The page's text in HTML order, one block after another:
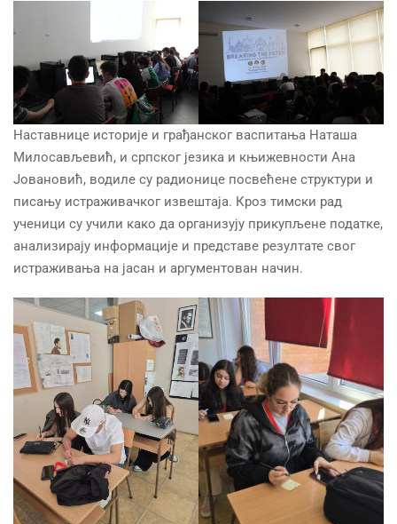
Наставнице историје и грађанског васпитања Наташа
Милосављевић, и српског језика и књижевности Ана
Јовановић, водиле су радионице посвећене структури и
писању истраживачког извештаја. Кроз тимски рад
ученици су учили како да организују прикупљене податке,
анализирају информације и представе резултате свог
истраживања на јасан и аргументован начин.